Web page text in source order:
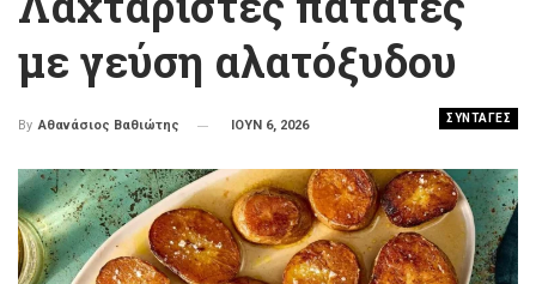
με γεύση αλατόξυδου
ΣΥΝΤΑΓΕΣ
By Αθανάσιος Βαθιώτης ΙΟΥΝ 6, 2026